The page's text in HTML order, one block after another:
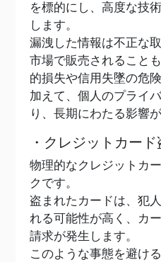
を標的にし、高度な技
します。
漏洩した情報は不正な
市場で販売されること
的損失や信用失墜の危
加えて、個人のプライ
り、長期にわたる影響
・クレジットカード
物理的なクレジットカ
クです。
盗まれたカードは、犯
れる可能性が高く、カ
請求が発生します。
このような事態を避け